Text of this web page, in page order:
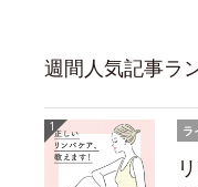
週間人気記事ラ
ラ